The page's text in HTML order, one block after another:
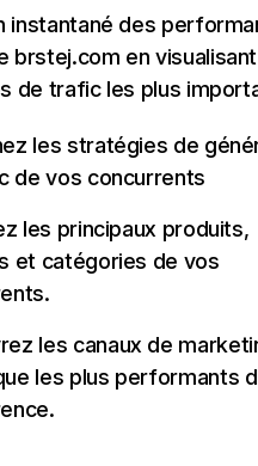
instantané des
brstej.com en
de trafic les plus
les stratégies de
de vos concurrents
les principaux produits,
et catégories de vos
les canaux de
les plus performants